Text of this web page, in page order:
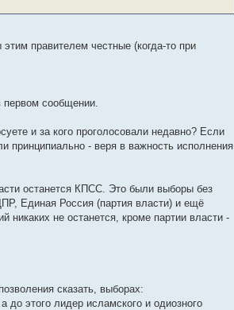
правителем честные (когда-то при
первом сообщении.
и за кого проголосовали недавно? Если
принципиально - веря в важность исполнения
останется КПСС. Это были выборы без
Единая Россия (партия власти) и ещё
не останется, кроме партии власти -
сказать, выборах:
до этого лидер исламского и одиозного